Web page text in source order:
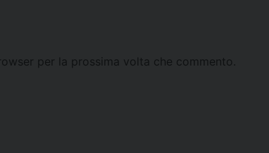
per la prossima volta che commento.